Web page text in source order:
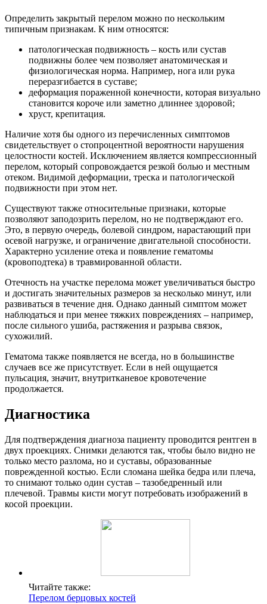
Определить закрытый перелом можно по нескольким
типичным признакам. К ним относятся:
патологическая подвижность – кость или сустав
подвижны более чем позволяет анатомическая и
физиологическая норма. Например, нога или рука
переразгибается в суставе;
деформация пораженной конечности, которая визуально
становится короче или заметно длиннее здоровой;
хруст, крепитация.
Наличие хотя бы одного из перечисленных симптомов
свидетельствует о стопроцентной вероятности нарушения
целостности костей. Исключением является компрессионный
перелом, который сопровождается резкой болью и местным
отеком. Видимой деформации, треска и патологической
подвижности при этом нет.
Существуют также относительные признаки, которые
позволяют заподозрить перелом, но не подтверждают его.
Это, в первую очередь, болевой синдром, нарастающий при
осевой нагрузке, и ограничение двигательной способности.
Характерно усиление отека и появление гематомы
(кровоподтека) в травмированной области.
Отечность на участке перелома может увеличиваться быстро
и достигать значительных размеров за несколько минут, или
развиваться в течение дня. Однако данный симптом может
наблюдаться и при менее тяжких повреждениях – например,
после сильного ушиба, растяжения и разрыва связок,
сухожилий.
Гематома также появляется не всегда, но в большинстве
случаев все же присутствует. Если в ней ощущается
пульсация, значит, внутритканевое кровотечение
продолжается.
Диагностика
Для подтверждения диагноза пациенту проводится рентген в
двух проекциях. Снимки делаются так, чтобы было видно не
только место разлома, но и суставы, образованные
поврежденной костью. Если сломана шейка бедра или плеча,
то снимают только один сустав – тазобедренный или
плечевой. Травмы кисти могут потребовать изображений в
косой проекции.
Читайте также:
Перелом берцовых костей